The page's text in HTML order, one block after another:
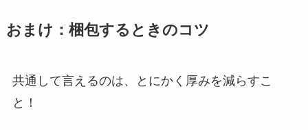
おまけ：梱包するときのコツ
共通して言えるのは、とにかく厚みを減らすこ
と！